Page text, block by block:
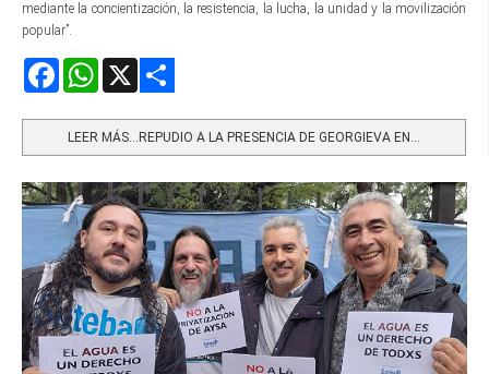
mediante la concientización, la resistencia, la lucha, la unidad y la movilización
popular”.
FacebookWhatsApp
LEER MÁS…REPUDIO A LA PRESENCIA DE GEORGIEVA EN...